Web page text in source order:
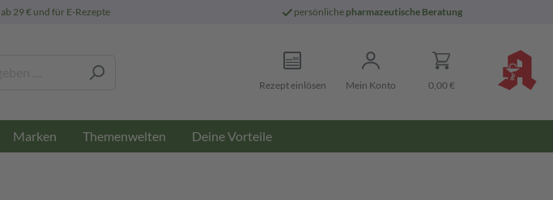
ab 29 € und für E-Rezepte persönliche pharmazeutische Beratung
Rezept einlösen Mein Konto 0,00 €
Marken Themenwelten Deine Vorteile